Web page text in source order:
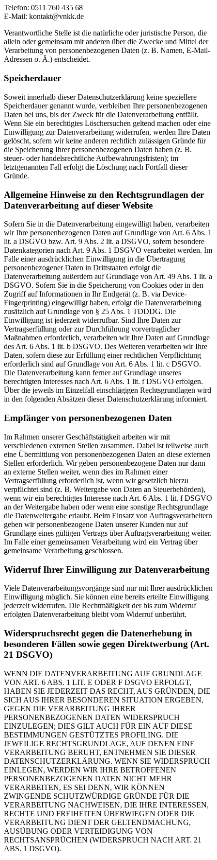
Telefon: 0511 760 435 68
E-Mail: kontakt@vnkk.de
Verantwortliche Stelle ist die natürliche oder juristische Person, die
allein oder gemeinsam mit anderen über die Zwecke und Mittel der
Verarbeitung von personenbezogenen Daten (z. B. Namen, E-Mail-
Adressen o. Ä.) entscheidet.
Speicherdauer
Soweit innerhalb dieser Datenschutzerklärung keine speziellere
Speicherdauer genannt wurde, verbleiben Ihre personenbezogenen
Daten bei uns, bis der Zweck für die Datenverarbeitung entfällt.
Wenn Sie ein berechtigtes Löschersuchen geltend machen oder eine
Einwilligung zur Datenverarbeitung widerrufen, werden Ihre Daten
gelöscht, sofern wir keine anderen rechtlich zulässigen Gründe für
die Speicherung Ihrer personenbezogenen Daten haben (z. B.
steuer- oder handelsrechtliche Aufbewahrungsfristen); im
letztgenannten Fall erfolgt die Löschung nach Fortfall dieser
Gründe.
Allgemeine Hinweise zu den Rechtsgrundlagen der
Datenverarbeitung auf dieser Website
Sofern Sie in die Datenverarbeitung eingewilligt haben, verarbeiten
wir Ihre personenbezogenen Daten auf Grundlage von Art. 6 Abs. 1
lit. a DSGVO bzw. Art. 9 Abs. 2 lit. a DSGVO, sofern besondere
Datenkategorien nach Art. 9 Abs. 1 DSGVO verarbeitet werden. Im
Falle einer ausdrücklichen Einwilligung in die Übertragung
personenbezogener Daten in Drittstaaten erfolgt die
Datenverarbeitung außerdem auf Grundlage von Art. 49 Abs. 1 lit. a
DSGVO. Sofern Sie in die Speicherung von Cookies oder in den
Zugriff auf Informationen in Ihr Endgerät (z. B. via Device-
Fingerprinting) eingewilligt haben, erfolgt die Datenverarbeitung
zusätzlich auf Grundlage von § 25 Abs. 1 TDDDG. Die
Einwilligung ist jederzeit widerrufbar. Sind Ihre Daten zur
Vertragserfüllung oder zur Durchführung vorvertraglicher
Maßnahmen erforderlich, verarbeiten wir Ihre Daten auf Grundlage
des Art. 6 Abs. 1 lit. b DSGVO. Des Weiteren verarbeiten wir Ihre
Daten, sofern diese zur Erfüllung einer rechtlichen Verpflichtung
erforderlich sind auf Grundlage von Art. 6 Abs. 1 lit. c DSGVO.
Die Datenverarbeitung kann ferner auf Grundlage unseres
berechtigten Interesses nach Art. 6 Abs. 1 lit. f DSGVO erfolgen.
Über die jeweils im Einzelfall einschlägigen Rechtsgrundlagen wird
in den folgenden Absätzen dieser Datenschutzerklärung informiert.
Empfänger von personenbezogenen Daten
Im Rahmen unserer Geschäftstätigkeit arbeiten wir mit
verschiedenen externen Stellen zusammen. Dabei ist teilweise auch
eine Übermittlung von personenbezogenen Daten an diese externen
Stellen erforderlich. Wir geben personenbezogene Daten nur dann
an externe Stellen weiter, wenn dies im Rahmen einer
Vertragserfüllung erforderlich ist, wenn wir gesetzlich hierzu
verpflichtet sind (z. B. Weitergabe von Daten an Steuerbehörden),
wenn wir ein berechtigtes Interesse nach Art. 6 Abs. 1 lit. f DSGVO
an der Weitergabe haben oder wenn eine sonstige Rechtsgrundlage
die Datenweitergabe erlaubt. Beim Einsatz von Auftragsverarbeitern
geben wir personenbezogene Daten unserer Kunden nur auf
Grundlage eines gültigen Vertrags über Auftragsverarbeitung weiter.
Im Falle einer gemeinsamen Verarbeitung wird ein Vertrag über
gemeinsame Verarbeitung geschlossen.
Widerruf Ihrer Einwilligung zur Datenverarbeitung
Viele Datenverarbeitungsvorgänge sind nur mit Ihrer ausdrücklichen
Einwilligung möglich. Sie können eine bereits erteilte Einwilligung
jederzeit widerrufen. Die Rechtmäßigkeit der bis zum Widerruf
erfolgten Datenverarbeitung bleibt vom Widerruf unberührt.
Widerspruchsrecht gegen die Datenerhebung in
besonderen Fällen sowie gegen Direktwerbung (Art.
21 DSGVO)
WENN DIE DATENVERARBEITUNG AUF GRUNDLAGE
VON ART. 6 ABS. 1 LIT. E ODER F DSGVO ERFOLGT,
HABEN SIE JEDERZEIT DAS RECHT, AUS GRÜNDEN, DIE
SICH AUS IHRER BESONDEREN SITUATION ERGEBEN,
GEGEN DIE VERARBEITUNG IHRER
PERSONENBEZOGENEN DATEN WIDERSPRUCH
EINZULEGEN; DIES GILT AUCH FÜR EIN AUF DIESE
BESTIMMUNGEN GESTÜTZTES PROFILING. DIE
JEWEILIGE RECHTSGRUNDLAGE, AUF DENEN EINE
VERARBEITUNG BERUHT, ENTNEHMEN SIE DIESER
DATENSCHUTZERKLÄRUNG. WENN SIE WIDERSPRUCH
EINLEGEN, WERDEN WIR IHRE BETROFFENEN
PERSONENBEZOGENEN DATEN NICHT MEHR
VERARBEITEN, ES SEI DENN, WIR KÖNNEN
ZWINGENDE SCHUTZWÜRDIGE GRÜNDE FÜR DIE
VERARBEITUNG NACHWEISEN, DIE IHRE INTERESSEN,
RECHTE UND FREIHEITEN ÜBERWIEGEN ODER DIE
VERARBEITUNG DIENT DER GELTENDMACHUNG,
AUSÜBUNG ODER VERTEIDIGUNG VON
RECHTSANSPRÜCHEN (WIDERSPRUCH NACH ART. 21
ABS. 1 DSGVO).